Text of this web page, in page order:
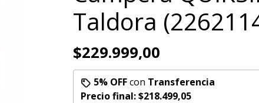
Taldora
$229.999,00
5% OFFcon Transferencia
Precio final:$218.499,05